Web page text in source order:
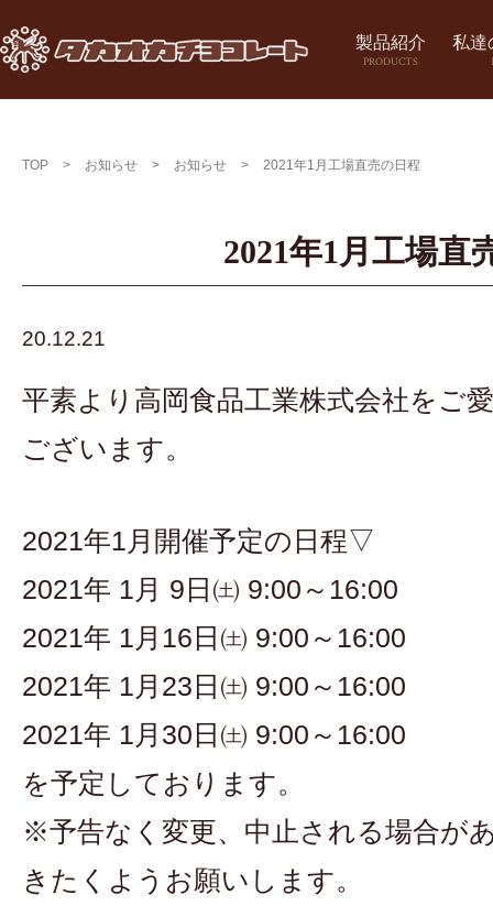
製品紹介
PRODUCTS
私達
TOP > お知らせ > お知らせ > 2021年1月工場直売の日程
2021年1月工場直
20.12.21
平素より高岡食品工業株式会社をご
ございます。
2021年1月開催予定の日程▽
2021年 1月 9日㈯ 9:00～16:00
2021年 1月16日㈯ 9:00～16:00
2021年 1月23日㈯ 9:00～16:00
2021年 1月30日㈯ 9:00～16:00
を予定しております。
※予告なく変更、中止される場合が
きたくようお願いします。